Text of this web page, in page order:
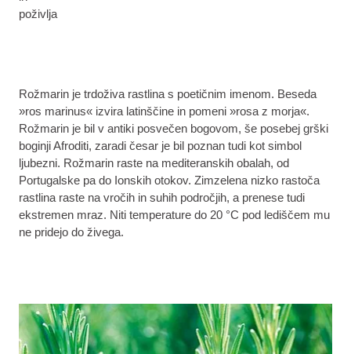
poživlja
Rožmarin je trdoživa rastlina s poetičnim imenom. Beseda
»ros marinus« izvira latinščine in pomeni »rosa z morja«.
Rožmarin je bil v antiki posvečen bogovom, še posebej grški
boginji Afroditi, zaradi česar je bil poznan tudi kot simbol
ljubezni. Rožmarin raste na mediteranskih obalah, od
Portugalske pa do Ionskih otokov. Zimzelena nizko rastoča
rastlina raste na vročih in suhih področjih, a prenese tudi
ekstremen mraz. Niti temperature do 20 °C pod lediščem mu
ne pridejo do živega.